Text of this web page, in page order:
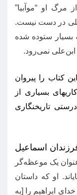
مرگ او “موآبیا”
در دست نیست.
بسیار ستوده شده
نمی‌رود.
این کتاب را پیروان
بسیاری از
تاریخنگاری
اسماعیل
عنوان یک موعظه‌گر
.
او که داستان
ابراهیم را
[به